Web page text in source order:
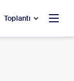
Toplantı